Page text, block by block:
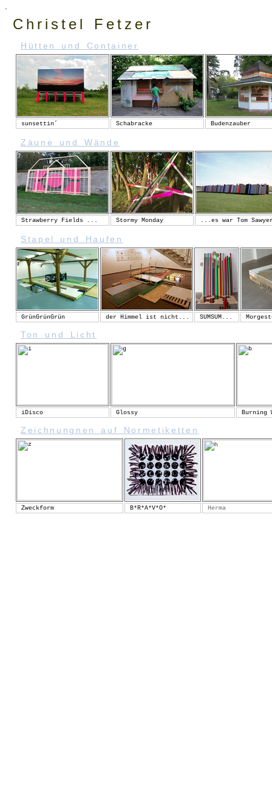
-
Christel Fetzer
Hütten und Container
sunsettin´ Schabracke Budenzauber
Zäune und Wände
Strawberry Fields ... Stormy Monday ...es war Tom
Stapel und Haufen
GrünGrünGrün der Himmel ist nicht... SUMSUM...
Ton und Licht
iDisco Glossy Burning
Zeichnungnen auf Normetiketten
Zweckform B*R*A*V*O* Herma